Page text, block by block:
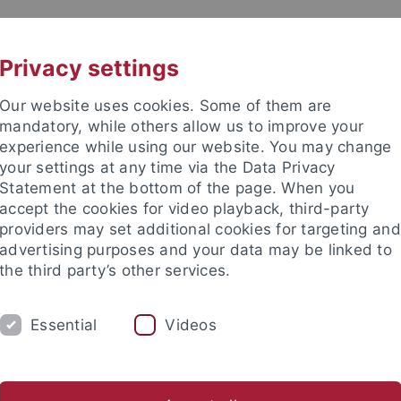
Archäologie des
AKTUELLES
Privacy settings
Our website uses cookies. Some of them are
mandatory, while others allow us to improve your
experience while using our website. You may change
your settings at any time via the Data Privacy
Statement at the bottom of the page. When you
accept the cookies for video playback, third-party
providers may set additional cookies for targeting and
advertising purposes and your data may be linked to
the third party’s other services.
Essential Videos